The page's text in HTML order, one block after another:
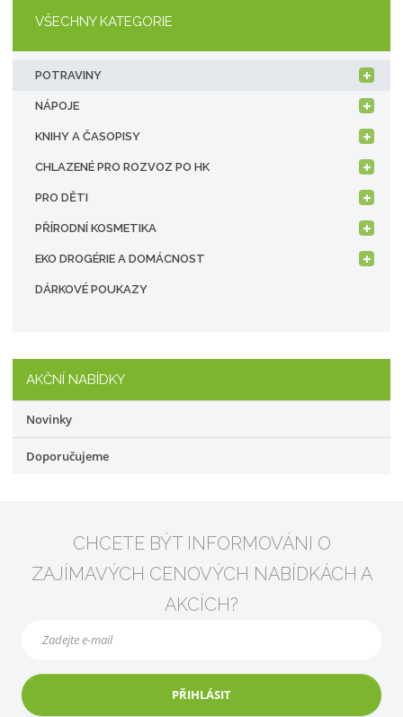
VŠECHNY KATEGORIE
POTRAVINY
NÁPOJE
KNIHY A ČASOPISY
CHLAZENÉ PRO ROZVOZ PO HK
PRO DĚTI
PŘÍRODNÍ KOSMETIKA
EKO DROGÉRIE A DOMÁCNOST
DÁRKOVÉ POUKAZY
AKČNÍ NABÍDKY
Novinky
Doporučujeme
CHCETE BÝT INFORMOVÁNI O
ZAJÍMAVÝCH CENOVÝCH NABÍDKÁCH A
AKCÍCH?
PŘIHLÁSIT